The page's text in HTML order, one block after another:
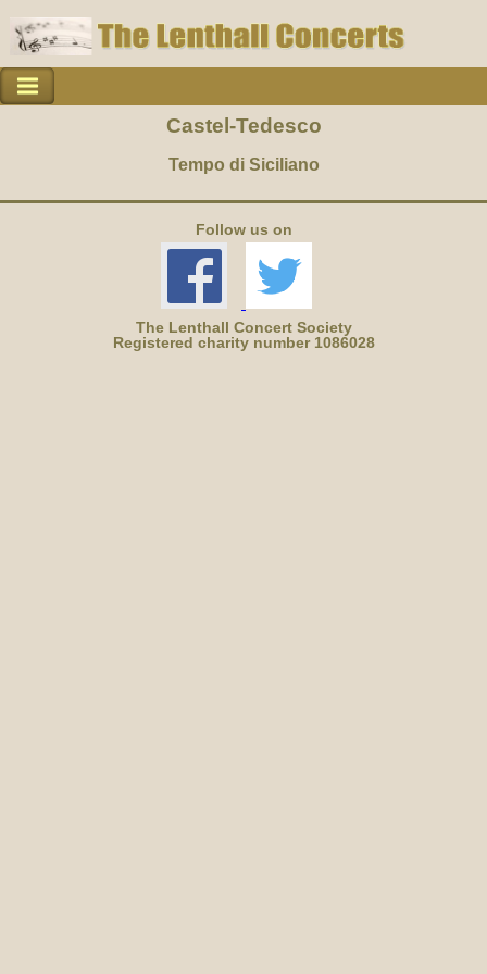
Castel-Tedesco
Tempo di Siciliano
Follow us on
The Lenthall Concert Society
Registered charity number 1086028